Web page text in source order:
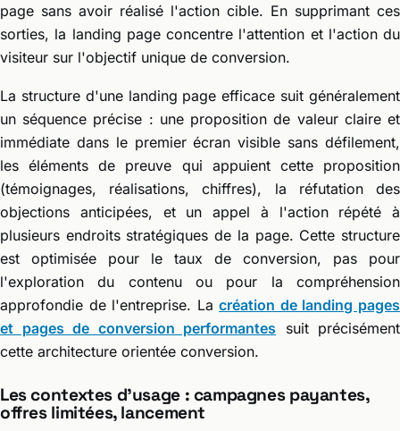
page sans avoir réalisé l'action cible. En supprimant ces
sorties, la landing page concentre l'attention et l'action du
visiteur sur l'objectif unique de conversion.
La structure d'une landing page efficace suit généralement
un séquence précise : une proposition de valeur claire et
immédiate dans le premier écran visible sans défilement,
les éléments de preuve qui appuient cette proposition
(témoignages, réalisations, chiffres), la réfutation des
objections anticipées, et un appel à l'action répété à
plusieurs endroits stratégiques de la page. Cette structure
est optimisée pour le taux de conversion, pas pour
l'exploration du contenu ou pour la compréhension
approfondie de l'entreprise. Lacréation de landing pages
et pages de conversion performantes suit précisément
cette architecture orientée conversion.
Les contextes d'usage : campagnes payantes,
offres limitées, lancement